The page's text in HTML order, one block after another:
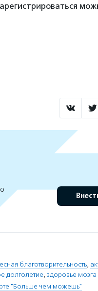
благотворительность,
долголетие, здоровье мозга
"Больше чем можешь"